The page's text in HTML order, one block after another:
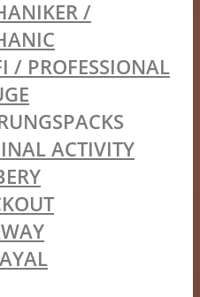
/
/ PROFESSIONAL
ACTIVITY